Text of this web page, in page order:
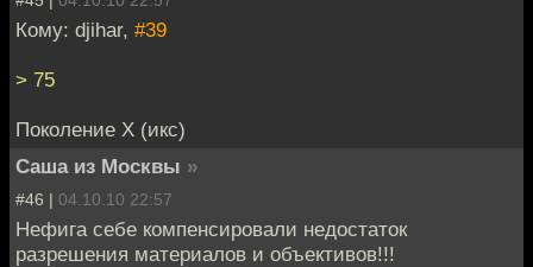
Кому: djihar, #39
> 75
Поколение X (икс)
Саша из Москвы »
#46 | 04.10.10 22:57
Нефига себе компенсировали недостаток
разрешения материалов и объективов!!!